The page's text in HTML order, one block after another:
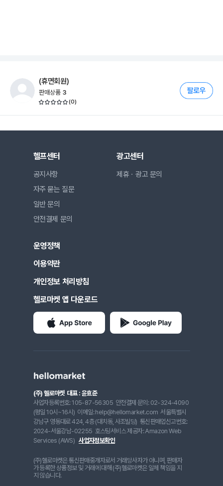
(휴면회원)
판매상품 3
(0)
헬프센터
공지사항
자주 묻는 질문
일반 문의
안전결제 문의
광고센터
제휴ㆍ광고 문의
운영정책
이용약관
개인정보 처리방침
헬로마켓 앱 다운로드
(주) 헬로마켓 대표 : 윤효준
사업자등록번호: 105-87-56305 안전결제 문의: 02-324-4090
(평일 10시~16시) 이메일: help@hellomarket.com 서울특별시
강남구 영동대로 424, 4층 (대치동, 사조빌딩) 통신판매업신고번호:
2024-서울강남-02255 호스팅서비스 제공자: Amazon Web
Services (AWS) 사업자정보확인
(주)헬로마켓은 통신판매중개자로서 거래당사자가 아니며, 판매자
가 등록한 상품정보 및 거래에 대해 (주)헬로마켓은 일체 책임을 지
지 않습니다.